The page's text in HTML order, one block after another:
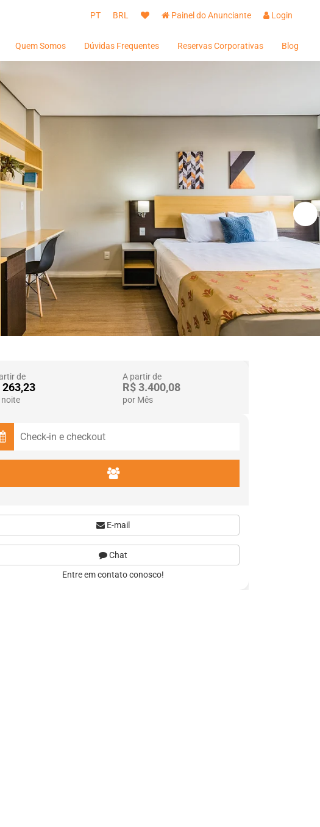
PT BRL Painel do Anunciante Login
Quem Somos Dúvidas Frequentes Reservas Corporativas Blog
de
263,23
noite
A partir de
R$ 3.400,08
por Mês
E-mail
Chat
Entre em contato conosco!